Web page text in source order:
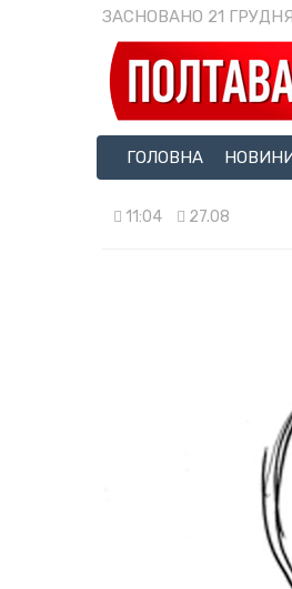
ЗАСНОВАНО 21
ГОЛОВНА
11:04 27.08